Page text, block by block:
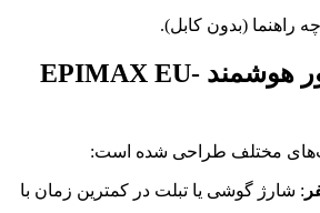
راهنما (بدون کابل).
کاربردهای آداپتور هوشمند EPIMAX EU-
مختلف طراحی شده است:
: شارژ گوشی یا تبلت در کمترین زمان با